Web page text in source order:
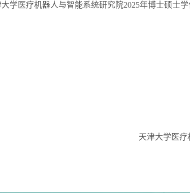
学医疗机器人与智能系统研究院2025年博士硕士学
天津大学医